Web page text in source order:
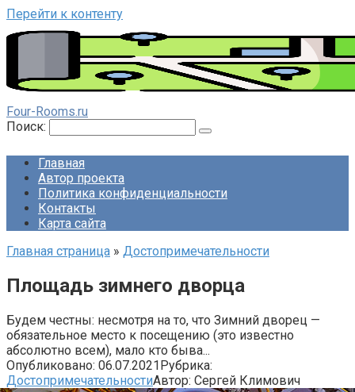
Перейти к контенту
Four-Rooms.ru
Поиск:
Главная
Автор проекта
Политика конфиденциальности
Контакты
Карта сайта
Главная страница » Достопримечательности
Площадь зимнего дворца
Будем честны: несмотря на то, что Зимний дворец —
обязательное место к посещению (это известно
абсолютно всем), мало кто быва...
Опубликовано: 06.07.2021Рубрика:
ДостопримечательностиАвтор: Сергей Климович